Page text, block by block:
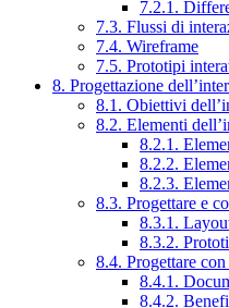
7.2.1.
7.3. Flussi di
7.4. Wireframe
7.5. Prototipi
8. Progettazione
8.1. Obiettivi
8.2. Elementi
8.2.1.
8.2.2.
8.2.3.
8.3. Progettare e
8.3.1.
8.3.2.
8.4. Progettare
8.4.1.
8.4.2.